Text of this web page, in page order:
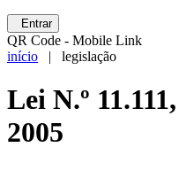
Entrar
QR Code - Mobile Link
início | legislação
Lei N.º
2005